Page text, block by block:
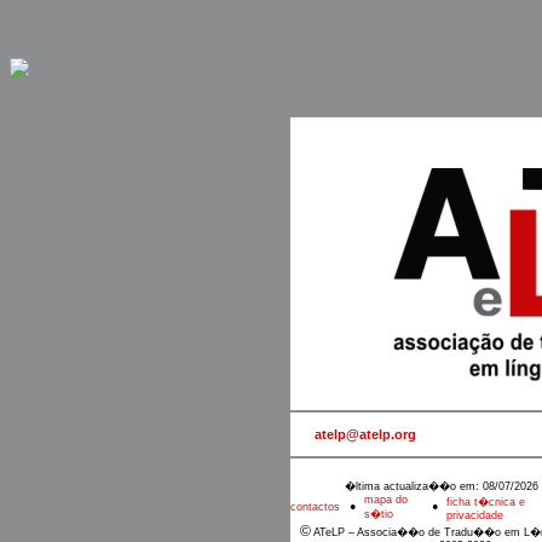
atelp@atelp.org
�ltima actualiza��o em: 08/07/2026
contactos
●
mapa do
s�tio
●
ficha t�cnica e
privacidade
© ATeLP – Associa��o de Tradu��o em